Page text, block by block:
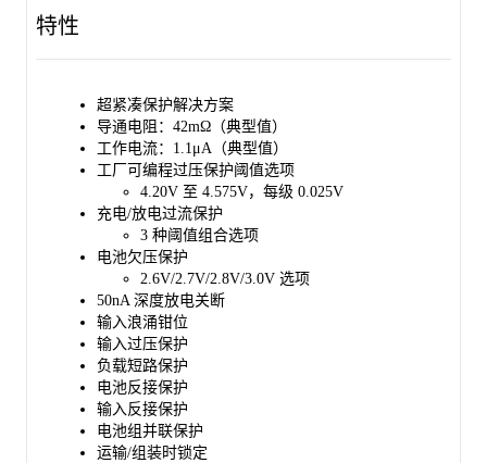
UTDFN-1.5×2-6L 封装，该封装标称高度为 0.5 毫米，便于小型
特性
超紧凑保护解决方案
导通电阻：42mΩ（典型值）
工作电流：1.1μA（典型值）
工厂可编程过压保护阈值选项
4.20V 至 4.575V，每级 0.025V
充电/放电过流保护
3 种阈值组合选项
电池欠压保护
2.6V/2.7V/2.8V/3.0V 选项
50nA 深度放电关断
输入浪涌钳位
输入过压保护
负载短路保护
电池反接保护
输入反接保护
电池组并联保护
运输/组装时锁定